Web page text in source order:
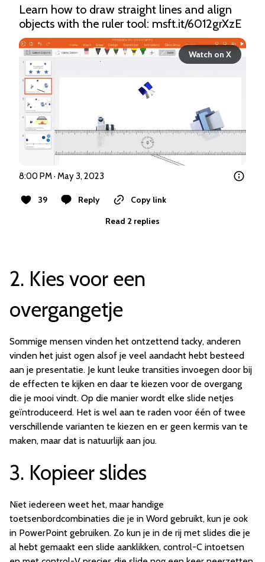
Learn how to draw straight lines and align
objects with the ruler tool: msft.it/6012grXzE
Watch on X
8:00 PM · May 3, 2023
39 Reply
Copy link
Read 2 replies
2. Kies voor een
overgangetje
Sommige mensen vinden het ontzettend tacky, anderen
vinden het juist ogen alsof je veel aandacht hebt besteed
aan je presentatie. Je kunt leuke transities invoegen door bij
de effecten te kijken en daar te kiezen voor de overgang
die je mooi vindt. Op die manier wordt elke slide netjes
geïntroduceerd. Het is wel aan te raden voor één of twee
verschillende varianten te kiezen en er geen kermis van te
maken, maar dat is natuurlijk aan jou.
3. Kopieer slides
Niet iedereen weet het, maar handige
toetsenbordcombinaties die je in Word gebruikt, kun je ook
in PowerPoint gebruiken. Zo kun je in de rij met slides die je
al hebt gemaakt een slide aanklikken, control-C intoetsen